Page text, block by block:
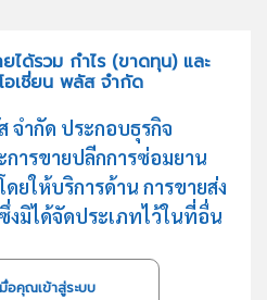
ได้รวม กำไร (ขาดทุน) และ
เชี่ยน พลัส จำกัด
จำกัด ประกอบธุรกิจ
การขายปลีกการซ่อมยาน
ยให้บริการด้าน การขายส่ง
งมิได้จัดประเภทไว้ในที่อื่น
อคุณเข้าสู่ระบบ